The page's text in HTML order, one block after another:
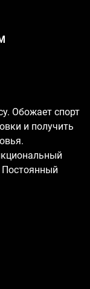
Обожает спорт
и получить
Постоянный